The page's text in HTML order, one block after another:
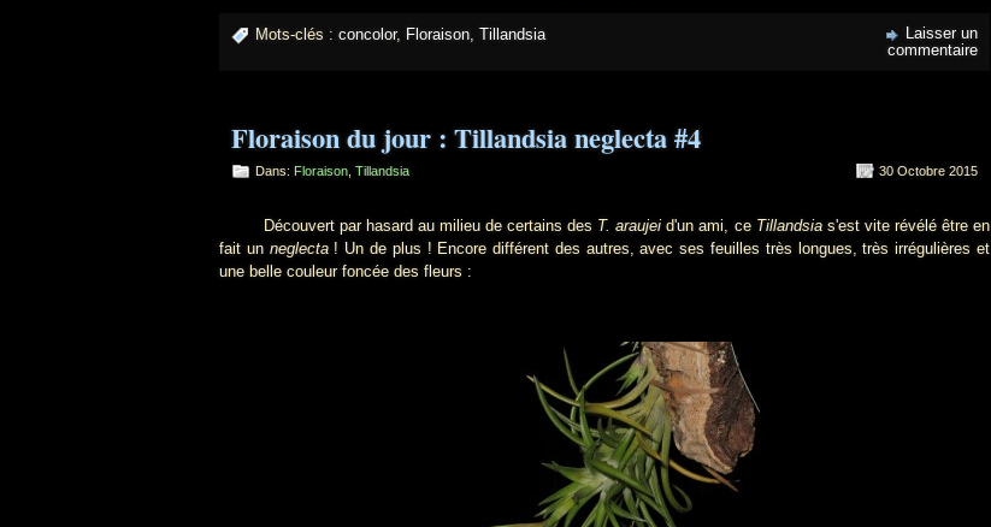
Mots-clés : concolor, Floraison, Tillandsia
Laisser un
commentaire
Floraison du jour : Tillandsia neglecta #4
Dans: Floraison Tillandsia 30 Octobre 2015
Découvert par hasard au milieu de certains des T. araujeid'un ami, ce Tillandsias'est vite révélé être en
fait un neglecta ! Un de plus ! Encore différent des autres, avec ses feuilles très longues, très irrégulières et
une belle couleur foncée des fleurs :